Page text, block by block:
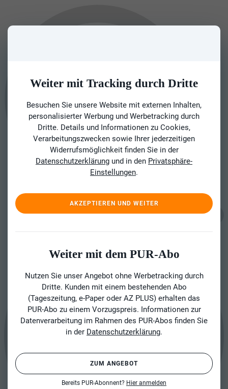
Weiter mit Tracking durch Dritte
Besuchen Sie unsere Website mit externen Inhalten,
personalisierter Werbung und Werbetracking durch
Dritte. Details und Informationen zu Cookies,
Verarbeitungszwecken sowie Ihrer jederzeitigen
Widerrufsmöglichkeit finden Sie in der
Datenschutzerklärung und in den Privatsphäre-
Einstellungen.
AKZEPTIEREN UND WEITER
Weiter mit dem PUR-Abo
Nutzen Sie unser Angebot ohne Werbetracking durch
Dritte. Kunden mit einem bestehenden Abo
(Tageszeitung, e-Paper oder AZ PLUS) erhalten das
PUR-Abo zu einem Vorzugspreis. Informationen zur
Datenverarbeitung im Rahmen des PUR-Abos finden Sie
in der Datenschutzerklärung.
ZUM ANGEBOT
Bereits PUR-Abonnent? Hier anmelden